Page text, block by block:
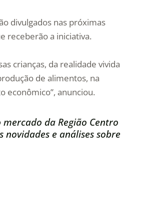
divulgados nas próximas
receberão a iniciativa.
crianças, da realidade vivida
de alimentos, na
econômico”, anunciou.
da Região Centro
e análises sobre